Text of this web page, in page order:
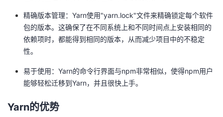
藏
精确版本管理：Yarn使用"yarn.lock"文件来精确锁定每个软件
包的版本。这确保了在不同系统上和不同时间点上安装相同的
依赖项时，都能得到相同的版本，从而减少项目中的不稳定
性。
易于使用：Yarn的命令行界面与npm非常相似，使得npm用户
能够轻松迁移到Yarn，并且很快上手。
Yarn的优势